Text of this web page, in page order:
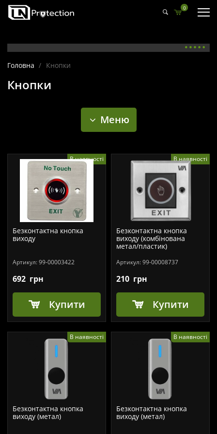
0
Головна / Кнопки
Кнопки
Меню
В наявності
Безконтактна кнопка
виходу
Артикул:99-00003422
692 грн
Купити
В наявності
Безконтактна кнопка
виходу (комбінована
метал/пластик)
Артикул:99-00008737
210 грн
Купити
В наявності
Безконтактна кнопка
виходу (метал)
В наявності
Безконтактна кнопка
виходу (метал)